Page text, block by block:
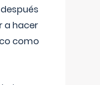
a hacer
como